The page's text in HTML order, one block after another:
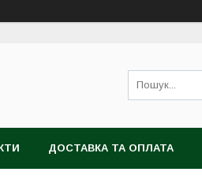
ДОСТАВКА ТА ОПЛАТА